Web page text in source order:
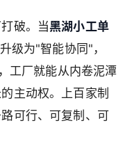
破。当黑湖小工单
级为"智能协同"，
工厂就能从内卷泥潭
主动权。上百家制
可行、可复制、可